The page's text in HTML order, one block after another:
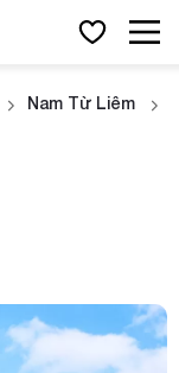
Nam Từ Liêm